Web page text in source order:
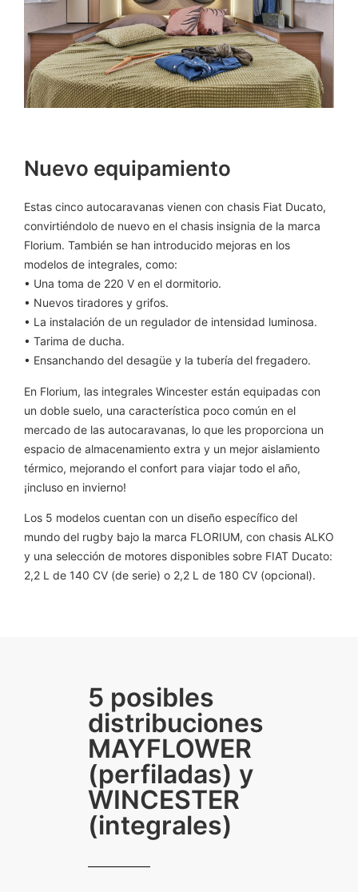
Nuevo equipamiento
Estas cinco autocaravanas vienen con chasis Fiat Ducato,
convirtiéndolo de nuevo en el chasis insignia de la marca
Florium. También se han introducido mejoras en los
modelos de integrales, como:
• Una toma de 220 V en el dormitorio.
• Nuevos tiradores y grifos.
• La instalación de un regulador de intensidad luminosa.
• Tarima de ducha.
• Ensanchando del desagüe y la tubería del fregadero.
En Florium, las integrales Wincester están equipadas con
un doble suelo, una característica poco común en el
mercado de las autocaravanas, lo que les proporciona un
espacio de almacenamiento extra y un mejor aislamiento
térmico, mejorando el confort para viajar todo el año,
¡incluso en invierno!
Los 5 modelos cuentan con un diseño específico del
mundo del rugby bajo la marca FLORIUM, con chasis ALKO
y una selección de motores disponibles sobre FIAT Ducato:
2,2 L de 140 CV (de serie) o 2,2 L de 180 CV (opcional).
5 posibles
distribuciones
MAYFLOWER
(perfiladas) y
WINCESTER
(integrales)